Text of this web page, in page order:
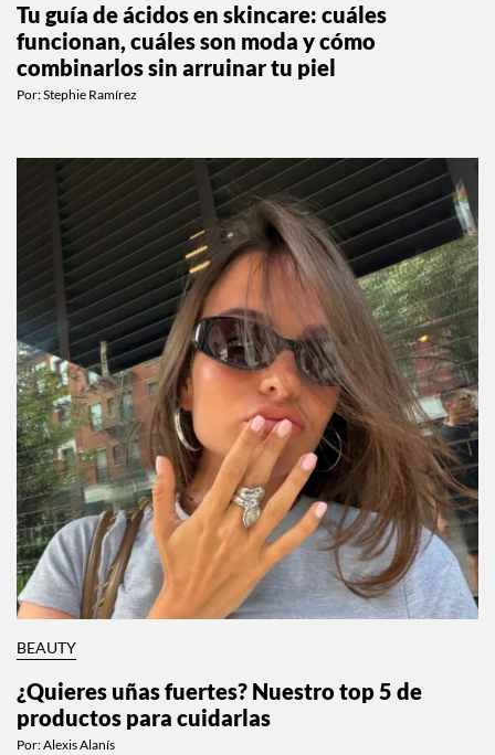
Tu guía de ácidos en skincare: cuáles
funcionan, cuáles son moda y cómo
combinarlos sin arruinar tu piel
Por:Stephie Ramírez
BEAUTY
¿Quieres uñas fuertes? Nuestro top 5 de
productos para cuidarlas
Por:Alexis Alanís